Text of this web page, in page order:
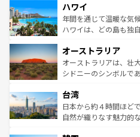
ば市内交通費無料で観光を
着のスイス情報はコン
のような巨大都市は、
ンメントが詰まった刺
西部には大自然が広が
部のニューオーリンズ
文化が魅力。旅行者は
しみながら、その多様
ならではの贅沢な旅のスタイルだ。 な
情報はコンテンツ一覧
ハワイ
年間を通じて温暖な気
ハワイは、どの島も独
ワイ島は見逃せない。
島だが、静かな自然を
おすすめ。エメラルド
れるおもてなしの心で
人々、おいしいローカ
ク、伝統的なフラダン
オーストラリア
オーストラリアは、壮
シドニーのシンボルで
リアリーフや大陸中央
ク）、タスマニアの美
ど、見どころがたくさ
台湾
日本から約４時間ほど
自然が織りなす魅力的